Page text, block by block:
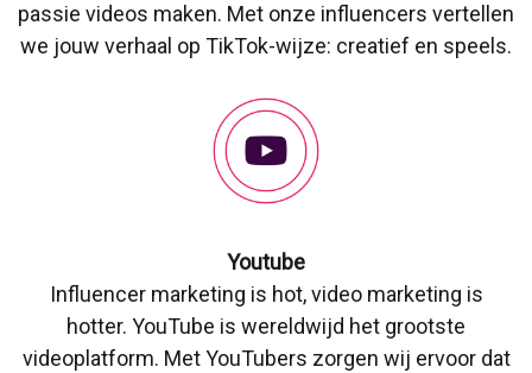
passie videos maken. Met onze influencers vertellen
we jouw verhaal op TikTok-wijze: creatief en speels.
Youtube
Influencer marketing is hot, video marketing is
hotter. YouTube is wereldwijd het grootste
videoplatform. Met YouTubers zorgen wij ervoor dat